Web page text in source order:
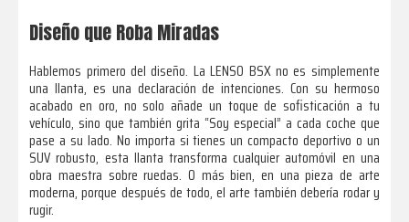
Diseño que Roba Miradas
Hablemos primero del diseño. La LENSO BSX no es simplemente
una llanta, es una declaración de intenciones. Con su hermoso
acabado en oro, no solo añade un toque de sofisticación a tu
vehículo, sino que también grita “Soy especial” a cada coche que
pase a su lado. No importa si tienes un compacto deportivo o un
SUV robusto, esta llanta transforma cualquier automóvil en una
obra maestra sobre ruedas. O más bien, en una pieza de arte
moderna, porque después de todo, el arte también debería rodar y
rugir.